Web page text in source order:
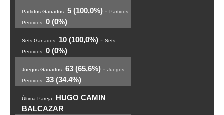
Partidos Ganados: 5 (100,0%) - Partidos
Perdidos: 0 (0%)
Sets Ganados: 10 (100,0%) - Sets
Perdidos: 0 (0%)
Juegos Ganados: 63 (65,6%) - Juegos
Perdidos: 33 (34.4%)
Última Pareja: HUGO CAMIN
BALCAZAR